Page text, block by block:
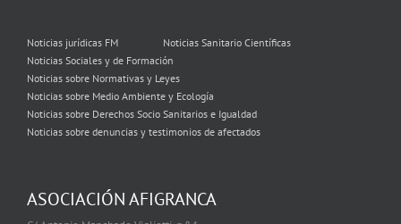
Noticias jurídicas FM
Noticias Sanitario Científicas
Noticias Sociales y de Formación
Noticias sobre Normativas y Leyes
Noticias sobre Medio Ambiente y Ecología
Noticias sobre Derechos Socio Sanitarios e Igualdad
Noticias sobre denuncias y testimonios de afectados
ASOCIACIÓN AFIGRANCA